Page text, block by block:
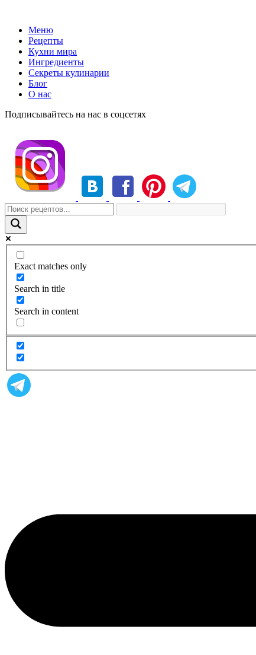
Меню
Рецепты
Кухни мира
Ингредиенты
Секреты кулинарии
Блог
О нас
Подписывайтесь на нас в соцсетях
Exact matches only
Search in title
Search in content